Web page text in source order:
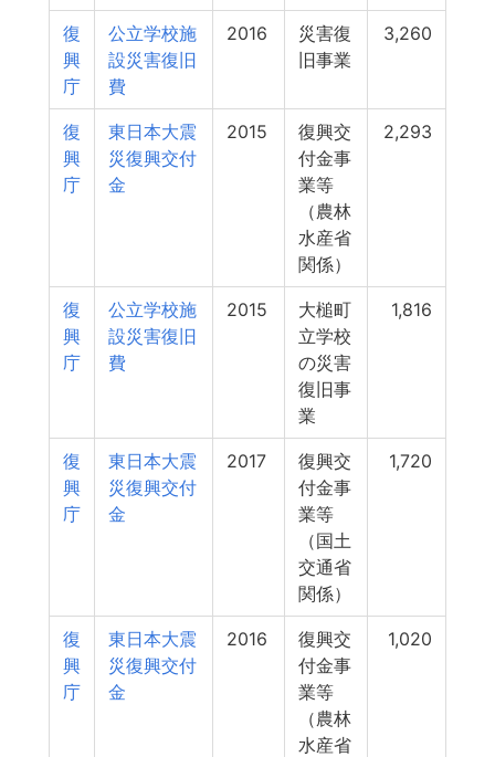
復
興
庁
公立学校施
設災害復旧
費
2016
災害復
旧事業
3,260
復
興
庁
東日本大震
災復興交付
金
2015
復興交
付金事
業等
（農林
水産省
関係）
2,293
復
興
庁
公立学校施
設災害復旧
費
2015
大槌町
立学校
の災害
復旧事
業
1,816
復
興
庁
東日本大震
災復興交付
金
2017
復興交
付金事
業等
（国土
交通省
関係）
1,720
復
興
庁
東日本大震
災復興交付
金
2016
復興交
付金事
業等
（農林
水産省
1,020